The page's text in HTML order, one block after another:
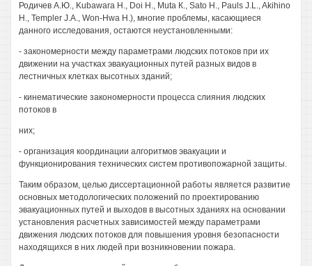
Родичев А.Ю., Kubawara H., Doi H., Muta К., Sato H., Pauls J.L., Akihino
H., Templer J.A., Won-Hwa H.), многие проблемы, касающиеся
данного исследования, остаются неустановленными:
- закономерности между параметрами людских потоков при их
движении на участках эвакуационных путей разных видов в
лестничных клетках высотных зданий;
- кинематические закономерности процесса слияния людских
потоков в
них;
- организация координации алгоритмов эвакуации и
функционирования технических систем противопожарной защиты.
Таким образом, целью диссертационной работы является развитие
основных методологических положений по проектированию
эвакуационных путей и выходов в высотных зданиях на основании
установления расчетных зависимостей между параметрами
движения людских потоков для повышения уровня безопасности
находящихся в них людей при возникновении пожара.